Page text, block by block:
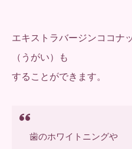
エキストラバージンココナ
（うがい）も
することができます。
歯のホワイトニングや